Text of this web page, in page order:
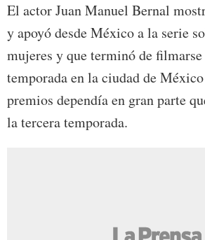
El actor Juan Manuel Bernal
y apoyó desde México a la serie
mujeres y que terminó de filmarse
temporada en la ciudad de
premios dependía en gran parte
la tercera temporada.